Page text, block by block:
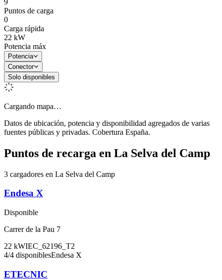
Puntos de carga
0
Carga rápida
22 kW
Potencia máx
Potencia
Conector
Solo disponibles
Cargando mapa…
Datos de ubicación, potencia y disponibilidad agregados de varias
fuentes públicas y privadas. Cobertura España.
Puntos de recarga en La Selva del Camp
3 cargadores en La Selva del Camp
Endesa X
Disponible
Carrer de la Pau 7
22 kWIEC_62196_T2
4/4 disponiblesEndesa X
ETECNIC